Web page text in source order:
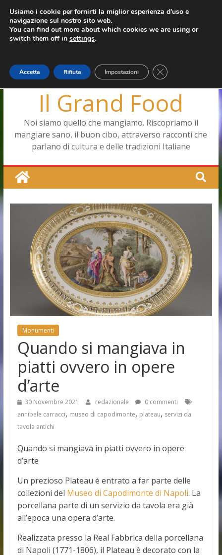
Salta
contenuto
mercoledì, Agosto 5, 2026
Ultimo: Capodimonte, ritorna la tavola di corte
Pizza a Corte
Le carote, alleate della pelle e non solo
Il Grand Food
Noi siamo quello che mangiamo. Riscopriamo il
mangiare sano, il buon cibo, attraverso racconti che
parlano di cultura e delle tradizioni Italiane
Monumenti
Quando si mangiava in
piatti ovvero in opere
d’arte
30 Novembre 2021 redazionale
0 commenti
annibale carracci, museo di capodimonte, plateau, servizi da
tavola antichi
Quando si mangiava in piatti ovvero in opere
d’arte
Un prezioso Plateau è entrato a far parte delle
collezioni del Museo di Capodimonte di Napoli. La
porcellana parte di un servizio da tavola era già
all’epoca una opera d’arte.
Realizzata presso la Real Fabbrica della porcellana
di Napoli (1771-1806), il Plateau è decorato con la
Usiamo i cookie per fornirti la miglior esperienza d'uso e
navigazione sul nostro sito web.
You can find out more about which cookies we are using or
switch them off in settings.
Accetta Rifiuta Impostazioni Close GDPR